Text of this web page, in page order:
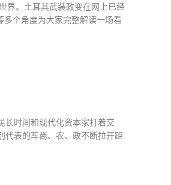
界。土耳其武装政变在网上已经
个角度为大家完整解读一场看
长时间和现代化资本家打着交
代表的军商、农、政不断拉开距